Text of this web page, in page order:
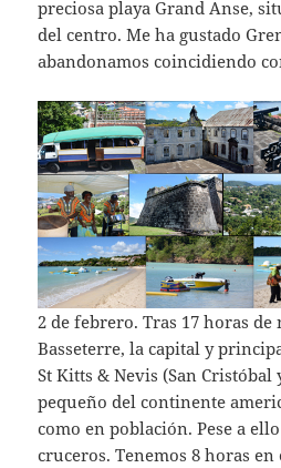
preciosa playa Grand Anse,
del centro. Me ha gustado
abandonamos coincidiendo
2 de febrero. Tras 17 horas de
Basseterre, la capital y
St Kitts & Nevis (San Cristóbal
pequeño del continente
como en población. Pese a
cruceros. Tenemos 8 horas en